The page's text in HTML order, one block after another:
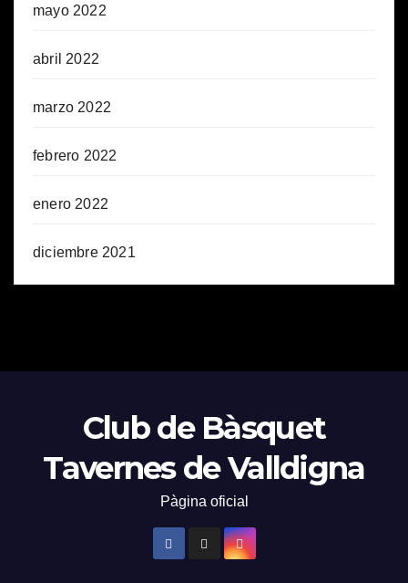
mayo 2022
abril 2022
marzo 2022
febrero 2022
enero 2022
diciembre 2021
Club de Bàsquet
Tavernes de Valldigna
Pàgina oficial